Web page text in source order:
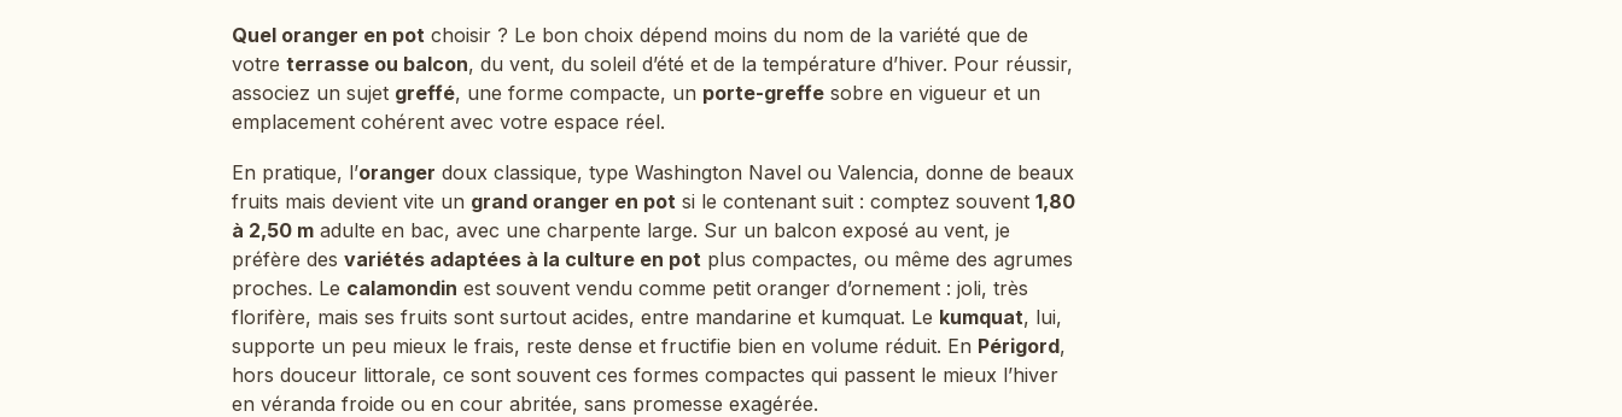
Quel oranger en pot choisir ? Le bon choix dépend moins du nom de la variété que de
votre terrasse ou balcon, du vent, du soleil d’été et de la température d’hiver. Pour réussir,
associez un sujet greffé, une forme compacte, un porte-greffe sobre en vigueur et un
emplacement cohérent avec votre espace réel.
En pratique, l’oranger doux classique, type Washington Navel ou Valencia, donne de beaux
fruits mais devient vite un grand oranger en pot si le contenant suit : comptez souvent 1,80
à 2,50 m adulte en bac, avec une charpente large. Sur un balcon exposé au vent, je
préfère des variétés adaptées à la culture en pot plus compactes, ou même des agrumes
proches. Le calamondin est souvent vendu comme petit oranger d’ornement : joli, très
florifère, mais ses fruits sont surtout acides, entre mandarine et kumquat. Le kumquat, lui,
supporte un peu mieux le frais, reste dense et fructifie bien en volume réduit. En Périgord,
hors douceur littorale, ce sont souvent ces formes compactes qui passent le mieux l’hiver
en véranda froide ou en cour abritée, sans promesse exagérée.